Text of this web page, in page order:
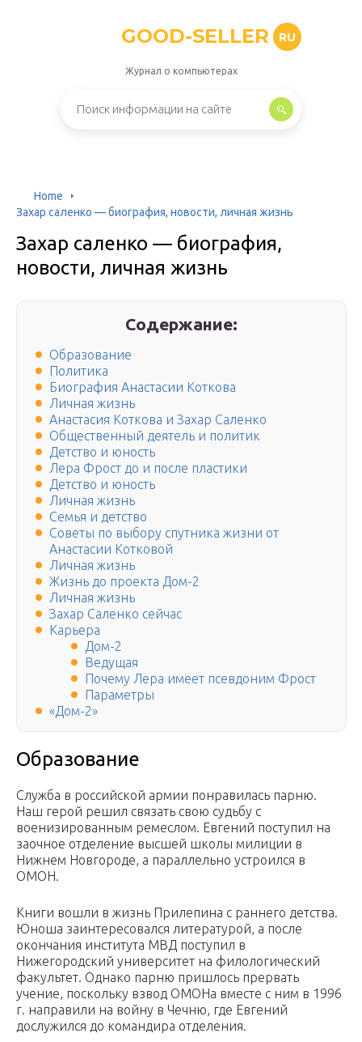
GOOD-SELLER RU
Журнал о компьютерах
Home
Захар саленко — биография, новости, личная жизнь
Захар саленко — биография,
новости, личная жизнь
Содержание:
Образование
Политика
Биография Анастасии Коткова
Личная жизнь
Анастасия Коткова и Захар Саленко
Общественный деятель и политик
Детство и юность
Лера Фрост до и после пластики
Детство и юность
Личная жизнь
Семья и детство
Советы по выбору спутника жизни от
Анастасии Котковой
Личная жизнь
Жизнь до проекта Дом-2
Личная жизнь
Захар Саленко сейчас
Карьера
Дом-2
Ведущая
Почему Лера имеет псевдоним Фрост
Параметры
«Дом-2»
Образование
Служба в российской армии понравилась парню.
Наш герой решил связать свою судьбу с
военизированным ремеслом. Евгений поступил на
заочное отделение высшей школы милиции в
Нижнем Новгороде, а параллельно устроился в
ОМОН.
Книги вошли в жизнь Прилепина с раннего детства.
Юноша заинтересовался литературой, а после
окончания института МВД поступил в
Нижегородский университет на филологический
факультет. Однако парню пришлось прервать
учение, поскольку взвод ОМОНа вместе с ним в 1996
г. направили на войну в Чечню, где Евгений
дослужился до командира отделения.